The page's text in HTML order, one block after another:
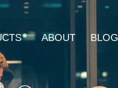
ABOUT BLOG